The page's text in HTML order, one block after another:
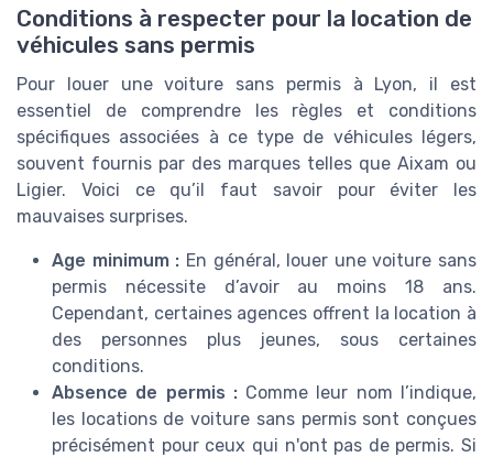
Conditions à respecter pour la location de
véhicules sans permis
Pour louer une voiture sans permis à Lyon, il est
essentiel de comprendre les règles et conditions
spécifiques associées à ce type de véhicules légers,
souvent fournis par des marques telles que Aixam ou
Ligier. Voici ce qu’il faut savoir pour éviter les
mauvaises surprises.
Age minimum : En général, louer une voiture sans
permis nécessite d’avoir au moins 18 ans.
Cependant, certaines agences offrent la location à
des personnes plus jeunes, sous certaines
conditions.
Absence de permis :Comme leur nom l’indique,
les locations de voiture sans permis sont conçues
précisément pour ceux qui n'ont pas de permis. Si